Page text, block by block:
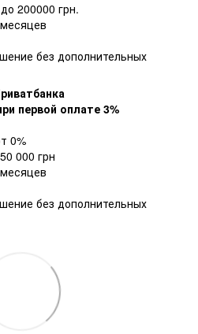
200000 грн.
без дополнительных
первой оплате 3%
0%
000 грн
без дополнительных